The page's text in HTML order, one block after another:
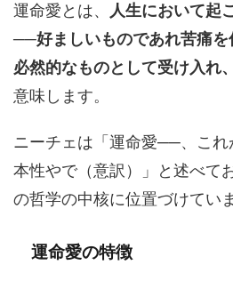
運命愛とは、
人生において起
──好ましいものであれ苦痛
必然的なものとして受け入れ
意味します。
ニーチェは「運命愛──、こ
本性やで（意訳）」と述べて
の哲学の中核に位置づけてい
運命愛の特徴